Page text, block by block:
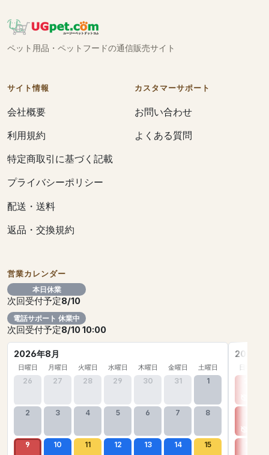
ペット用品・ペットフードの通信販売サイト
サイト情報
会社概要
利用規約
特定商取引に基づく記載
プライバシーポリシー
配送・送料
返品・交換規約
カスタマーサポート
お問い合わせ
よくある質問
営業カレンダー
本日休業
次回受付予定8/10
電話サポート 休業中
次回受付予定8/10 10:00
2026年8月
日曜日 月曜日 火曜日 水曜日 木曜日 金曜日 土曜日
26 27 28 29 30 31 1
2 3 4 5 6 7 8
9 10 11 12 13 14 15
2026年
日曜日